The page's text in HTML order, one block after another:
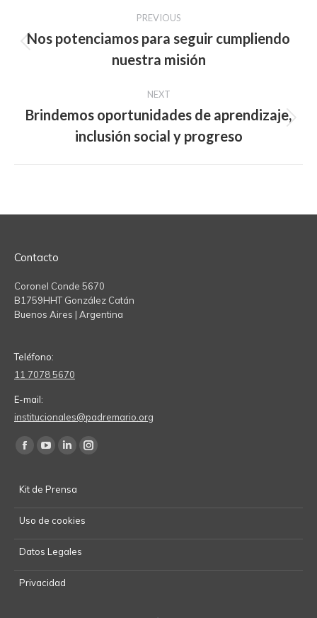
navigation
PREVIOUS
Previous
post:
Nos potenciamos para seguir cumpliendo
nuestra misión
NEXT
Next
post:
Brindemos oportunidades de aprendizaje,
inclusión social y progreso
Contacto
Coronel Conde 5670
B1759HHT González Catán
Buenos Aires | Argentina
Teléfono:
11 7078 5670
E-mail:
institucionales@padremario.org
Find us on:
Facebook
opens
in
new
window
opens
in
new
window
Linkedin
opens
in
new
window
Instagram
in
Kit de Prensa
Uso de cookies
Datos Legales
Privacidad